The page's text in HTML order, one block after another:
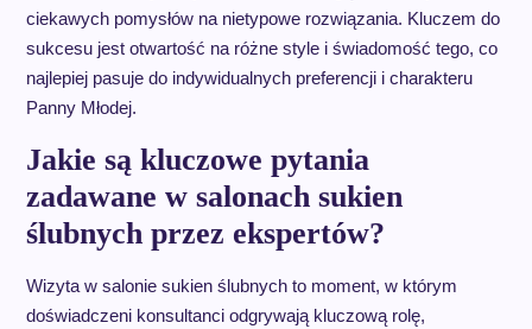
ciekawych pomysłów na nietypowe rozwiązania. Kluczem do
sukcesu jest otwartość na różne style i świadomość tego, co
najlepiej pasuje do indywidualnych preferencji i charakteru
Panny Młodej.
Jakie są kluczowe pytania
zadawane w salonach sukien
ślubnych przez ekspertów?
Wizyta w salonie sukien ślubnych to moment, w którym
doświadczeni konsultanci odgrywają kluczową rolę,